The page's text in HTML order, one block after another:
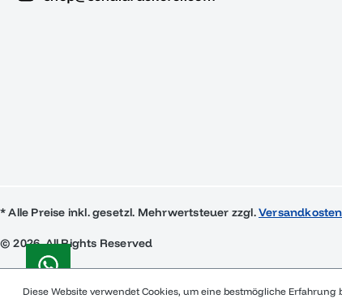
* Alle Preise inkl. gesetzl. Mehrwertsteuer zzgl.Versandkosten
© 2026, All Rights Reserved
Diese Website verwendet Cookies, um eine bestmögliche Erfahrung